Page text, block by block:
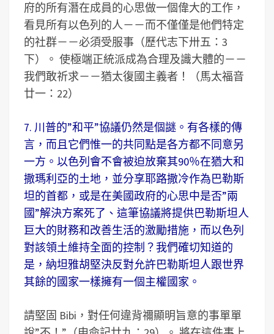
府的所有潛在成員的心思做一個偉大的工作，
看見所有以色列的人－－而不僅僅是他們特定
的社群－－必須受服事（歷代志下卅五：3
下）。 使極端正統派成為合理及識大體的－－
我們敢祈求－－猶太復國主義者！（馬太福音
廿一：22）
7. 川普的”和平”協議仍然是個謎。有各樣的傳
言，而且它們惟一的共同點是各方都不同意另
一方。以色列會不會被迫放棄其90％在猶大和
撒瑪利亞的土地，並分享耶路撒冷作為巴勒斯
坦的首都，或是在美國政府的心思中是否”兩
國”解決方案死了、這筆協議將提供巴勒斯坦人
巨大的財務和改善生活的激勵措施，而以色列
對該領土維持全面的控制？我們確切知道的
是，納坦雅胡堅決反對允許巴勒斯坦人跟世界
其餘的國家一樣擁有一個主權國家。
請堅固 Bibi，對任何違背禰顯明旨意的事單單